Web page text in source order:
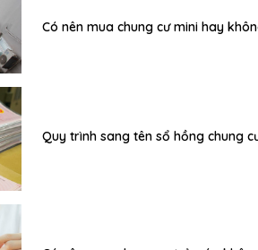
Có nên mua chung cư mini hay
Quy trình sang tên sổ hồng chung